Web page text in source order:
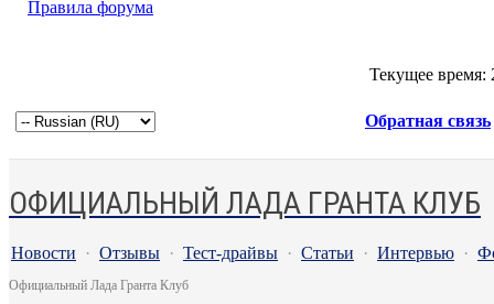
Правила форума
Текущее время:
Обратная связь
ОФИЦИАЛЬНЫЙ ЛАДА ГРАНТА КЛУБ
Новости · Отзывы · Тест-драйвы · Статьи · Интервью ·
Официальный Лада Гранта Клуб